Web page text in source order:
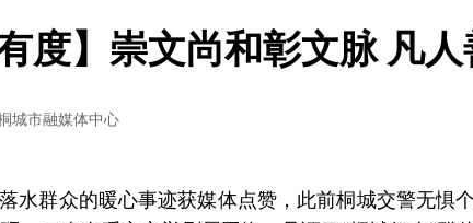
有度】崇文尚和彰文脉 凡
城市融媒体中心
水群众的暖心事迹获媒体点赞，此前桐城交警无惧